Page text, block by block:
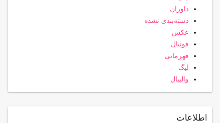
داوران
دسته‌بندی نشده
عکس
فوتبال
قهرمانی
لیگ
والیبال
اطلاعات